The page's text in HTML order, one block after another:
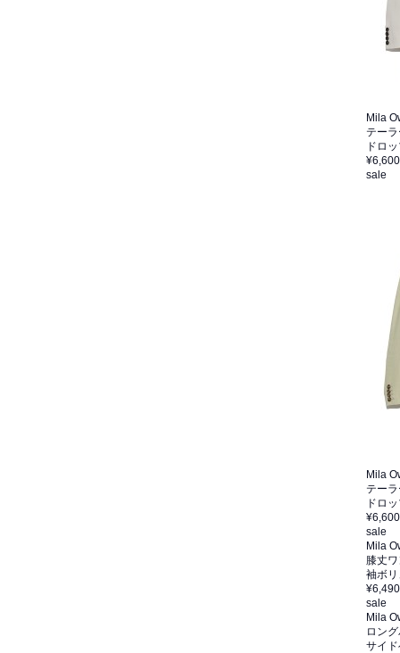
Mila
テー
ドロ
¥6,600
sale
Mila
テー
ドロ
¥6,600
sale
Mila
膝丈
袖ボ
¥6,490
sale
Mila
ロン
サイ